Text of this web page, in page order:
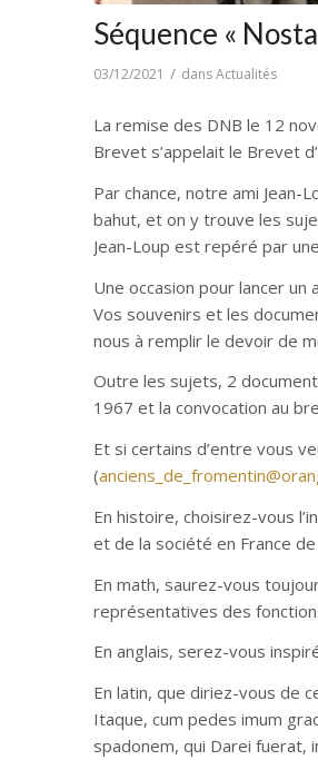
Séquence «
03/12/2021 / dansActualités
La remise des DNB le 12
Brevet s’appelait le Brevet
Par chance, notre ami
bahut, et on y trouve les
Jean-Loup est repéré par
Une occasion pour lancer
Vos souvenirs et les
nous à remplir le devoir de
Outre les sujets, 2
1967 et la convocation au
Et si certains d’entre vous
(
En histoire, choisirez-vous
et de la société en France
En math, saurez-vous
représentatives des
En anglais, serez-vous
En latin, que diriez-vous de
Itaque, cum pedes imum
spadonem, qui Darei fuerat,